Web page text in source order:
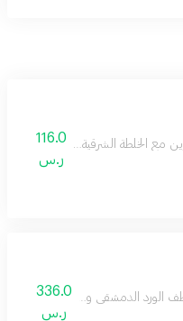
مع الخلطة الشرقية إستخدام يومي
116.0
ر.س
الورد الدمشقي ودفْ المريمية
336.0
ر.س